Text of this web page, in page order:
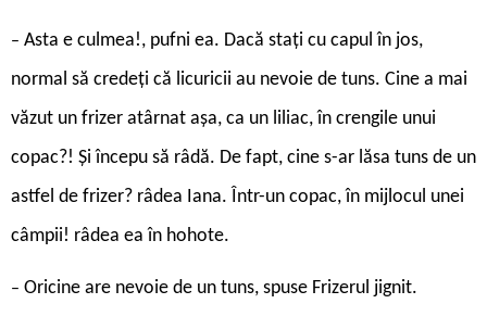
– Asta e culmea!, pufni ea. Dacă stați cu capul în jos,
normal să credeți că licuricii au nevoie de tuns. Cine a mai
văzut un frizer atârnat așa, ca un liliac, în crengile unui
copac?! Și începu să râdă. De fapt, cine s-ar lăsa tuns de un
astfel de frizer? râdea Iana. Într-un copac, în mijlocul unei
câmpii! râdea ea în hohote.
– Oricine are nevoie de un tuns, spuse Frizerul jignit.